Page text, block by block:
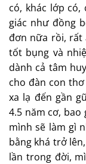
có, khác lớp có,
giác như đồng
đơn nữa rồi, rất
tốt bụng và
dành cả tâm
cho đàn con
xa lạ đến gần
4.5 năm cơ,
mình sẽ làm gì
bằng khá trở
lần trong đời,